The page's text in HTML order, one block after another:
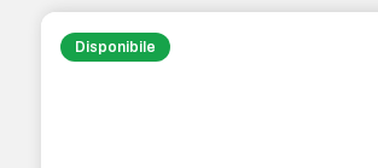
Disponibile